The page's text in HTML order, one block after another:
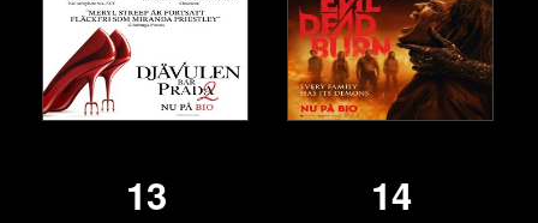
13 14